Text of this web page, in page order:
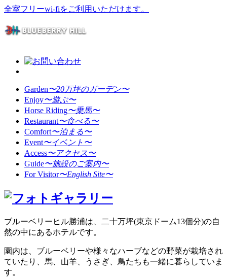
全室フリーwi-fiをご利用いただけます。
Garden〜20万坪のガーデン〜
Enjoy〜遊ぶ〜
Horse Riding〜乗馬〜
Restaurant〜食べる〜
Comfort〜泊まる〜
Event〜イベント〜
Access〜アクセス〜
Guide〜施設のご案内〜
For Visitor〜English Site〜
ブルーベリーヒル勝浦は、二十万坪(東京ドーム13個分)の自
然の中にあるホテルです。
園内は、ブルーベリーや様々なハーブなどの野菜が栽培され
ていたり、馬、山羊、うさぎ、鳥たちも一緒に暮らしていま
す。